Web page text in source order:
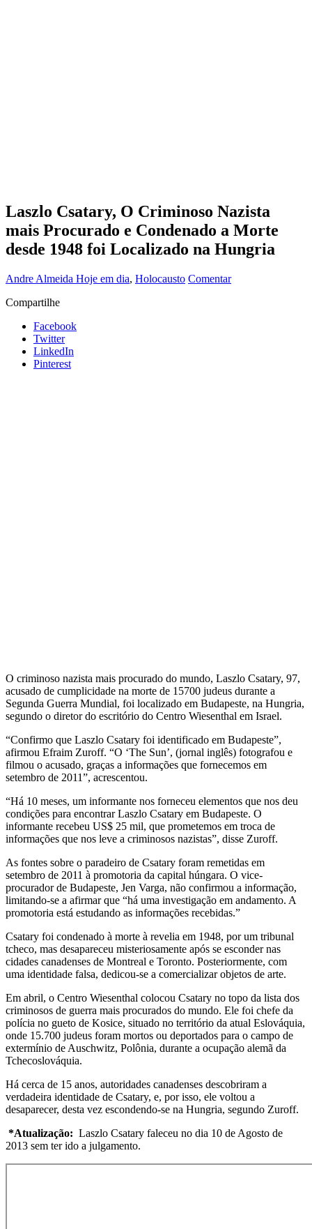
Laszlo Csatary, O Criminoso Nazista
mais Procurado e Condenado a Morte
desde 1948 foi Localizado na Hungria
Andre Almeida Hoje em dia, Holocausto Comentar
Compartilhe
Facebook
Twitter
LinkedIn
Pinterest
O criminoso nazista mais procurado do mundo, Laszlo Csatary, 97,
acusado de cumplicidade na morte de 15700 judeus durante a
Segunda Guerra Mundial, foi localizado em Budapeste, na Hungria,
segundo o diretor do escritório do Centro Wiesenthal em Israel.
“Confirmo que Laszlo Csatary foi identificado em Budapeste”,
afirmou Efraim Zuroff. “O ‘The Sun’, (jornal inglês) fotografou e
filmou o acusado, graças a informações que fornecemos em
setembro de 2011”, acrescentou.
“Há 10 meses, um informante nos forneceu elementos que nos deu
condições para encontrar Laszlo Csatary em Budapeste. O
informante recebeu US$ 25 mil, que prometemos em troca de
informações que nos leve a criminosos nazistas”, disse Zuroff.
As fontes sobre o paradeiro de Csatary foram remetidas em
setembro de 2011 à promotoria da capital húngara. O vice-
procurador de Budapeste, Jen Varga, não confirmou a informação,
limitando-se a afirmar que “há uma investigação em andamento. A
promotoria está estudando as informações recebidas.”
Csatary foi condenado à morte à revelia em 1948, por um tribunal
tcheco, mas desapareceu misteriosamente após se esconder nas
cidades canadenses de Montreal e Toronto. Posteriormente, com
uma identidade falsa, dedicou-se a comercializar objetos de arte.
Em abril, o Centro Wiesenthal colocou Csatary no topo da lista dos
criminosos de guerra mais procurados do mundo. Ele foi chefe da
polícia no gueto de Kosice, situado no território da atual Eslováquia,
onde 15.700 judeus foram mortos ou deportados para o campo de
extermínio de Auschwitz, Polônia, durante a ocupação alemã da
Tchecoslováquia.
Há cerca de 15 anos, autoridades canadenses descobriram a
verdadeira identidade de Csatary, e, por isso, ele voltou a
desaparecer, desta vez escondendo-se na Hungria, segundo Zuroff.
*Atualização: Laszlo Csatary faleceu no dia 10 de Agosto de
2013 sem ter ido a julgamento.